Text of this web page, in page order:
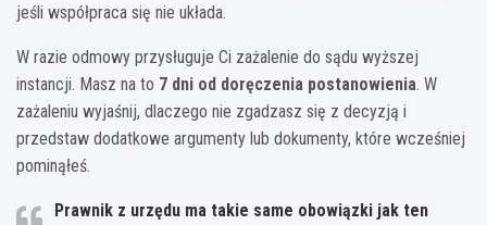
jeśli współpraca się nie układa.
W razie odmowy przysługuje Ci zażalenie do sądu wyższej
instancji. Masz na to 7 dni od doręczenia postanowienia. W
zażaleniu wyjaśnij, dlaczego nie zgadzasz się z decyzją i
przedstaw dodatkowe argumenty lub dokumenty, które wcześniej
pominąłeś.
Prawnik z urzędu ma takie same obowiązki jak ten